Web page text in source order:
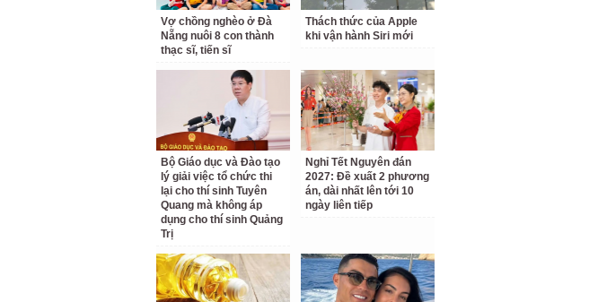
Vợ chồng nghèo ở Đà
Nẵng nuôi 8 con thành
thạc sĩ, tiến sĩ
Thách thức của Apple
khi vận hành Siri mới
Bộ Giáo dục và Đào tạo
lý giải việc tổ chức thi
lại cho thí sinh Tuyên
Quang mà không áp
dụng cho thí sinh Quảng
Trị
Nghỉ Tết Nguyên đán
2027: Đề xuất 2 phương
án, dài nhất lên tới 10
ngày liên tiếp